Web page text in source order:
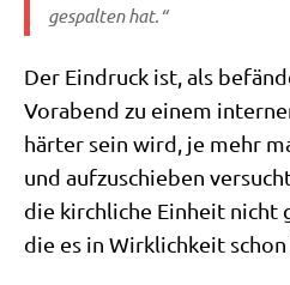
gespal­ten hat.“
Der Ein­druck ist, als
Vor­abend zu einem
här­ter sein wird, je mehr
und auf­zu­schie­ben
die kirch­li­che Ein­heit nicht
die es in Wirk­lich­keit